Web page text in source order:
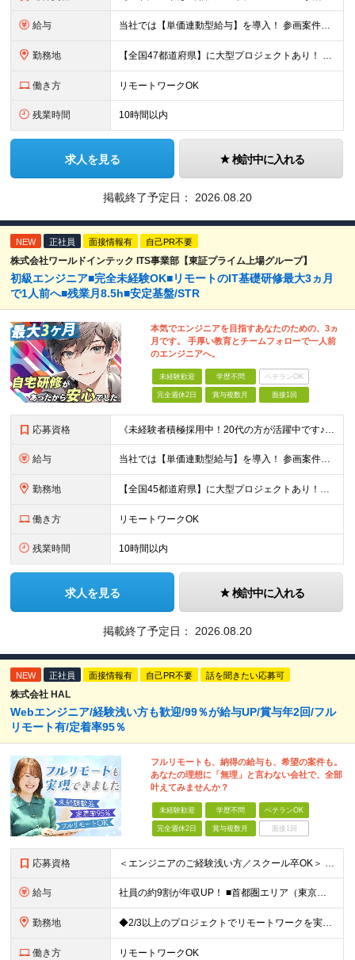
給与 当社では【単価連動型給与】を導入！ 参画案件の契約単価に連動して給与が決定。 還元率は単価の【70％～80％】と東証プライム上場グループとして高水準です！（社会保険料・教育コスト含む） ■関東：月給
勤務地 【全国47都道府県】に大型プロジェクトあり！ 主要勤務地： 北海道/宮城県/栃木県/埼玉県/千葉県/東京都/神奈川県/愛知県/大阪府/京都府/兵庫県/広島県/福岡県/熊本県 ※勤務エリアは、あなたの
働き方 リモートワークOK
残業時間 10時間以内
求人を見る 検討中に入れる
掲載終了予定日： 2026.08.20
NEW 正社員 面接情報有 自己PR不要
株式会社ワールドインテック ITS事業部【東証プライム上場グループ】
初級エンジニア■完全未経験OK■リモートのIT基礎研修最大3ヵ月
で1人前へ■残業月8.5h■安定基盤/STR
本気でエンジニアを目指すあなたのための、3ヵ
月です。 手厚い教育とチームフォローで一人前
のエンジニアへ。
未経験歓迎 学歴不問 ベテランOK
完全週休2日 賞与複数月 面接1回
応募資格 《未経験者積極採用中！20代の方が活躍中です♪》 ◎約4割が実務未経験入社！ ■学歴・職歴は一切問いません！ ■第二新卒の方もお気軽にご相談ください♪ ■入社してから数年は、転勤の可能性があります
給与 当社では【単価連動型給与】を導入！ 参画案件の契約単価に連動して給与が決定。 還元率は単価の【70％～80％】と東証プライム上場グループとして高水準です！（社会保険料・教育コスト含む） ■関東：月給
勤務地 【全国45都道府県】に大型プロジェクトあり！※ 四国・沖縄を除く 主要勤務地： 北海道/宮城県/栃木県/埼玉県/千葉県/東京都/神奈川県/愛知県/大阪府/京都府/兵庫県/広島県/福岡県/熊本県 ※勤
働き方 リモートワークOK
残業時間 10時間以内
求人を見る 検討中に入れる
掲載終了予定日： 2026.08.20
NEW 正社員 面接情報有 自己PR不要 話を聞きたい応募可
株式会社 HAL
Webエンジニア/経験浅い方も歓迎/99％が給与UP/賞与年2回/フル
リモート有/定着率95％
フルリモートも、納得の給与も、希望の案件も。
あなたの理想に「無理」と言わない会社で、全部
叶えてみませんか？
未経験歓迎 学歴不問 ベテランOK
完全週休2日 賞与複数月 面接1回
応募資格 ＜エンジニアのご経験浅い方／スクール卒OK＞ ◆学歴不問 ◆未経験OK ＜こんな方は大歓迎！＞ ◎今の収入に不満がある方 ◎新しい言語・スキルに挑戦したい方 ◎腰を据えて活躍したい方 ◎頑張りを評価
給与 社員の約9割が年収UP！ ■首都圏エリア（東京、神奈川、千葉、埼玉勤務） 月給25万円～26万円（固定残業代含む） ※固定残業代は、時間外労働の有無に関わらず17時間分を30,000円～31,200
勤務地 ◆2/3以上のプロジェクトでリモートワークを実施中！ ≪自社拠点≫ ・東京本社／東京都千代田区丸の内二丁目6番1号 丸の内パークビルディング6階 ・関西支社／⼤阪府⼤阪市中央区安⼟町2-3-13 ⼤
働き方 リモートワークOK